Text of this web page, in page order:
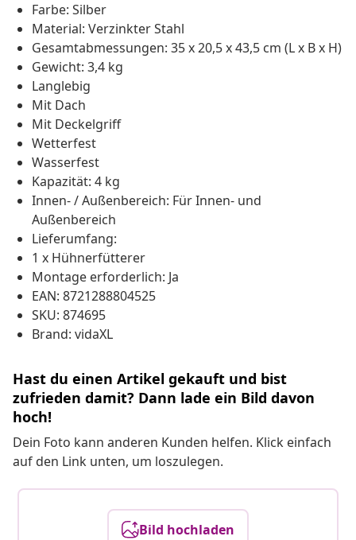
Farbe: Silber
Material: Verzinkter Stahl
Gesamtabmessungen: 35 x 20,5 x 43,5 cm (L x B x H)
Gewicht: 3,4 kg
Langlebig
Mit Dach
Mit Deckelgriff
Wetterfest
Wasserfest
Kapazität: 4 kg
Innen- / Außenbereich: Für Innen- und
Außenbereich
Lieferumfang:
1 x Hühnerfütterer
Montage erforderlich: Ja
EAN: 8721288804525
SKU: 874695
Brand: vidaXL
Hast du einen Artikel gekauft und bist
zufrieden damit? Dann lade ein Bild davon
hoch!
Dein Foto kann anderen Kunden helfen. Klick einfach
auf den Link unten, um loszulegen.
Bild hochladen